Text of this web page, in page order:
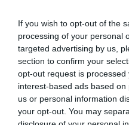
If you wish to opt-out of the
processing of your personal
targeted advertising by us,
section to confirm your
opt-out request is
interest-based ads based
us or personal information
your opt-out. You may
Φωτιά σε Αττική και
ενέργεια ίση με έξι βόμβες
H εντυπωσιακή συλλογή
Ρονάλντο (Video&Photos)
Eurojackpot: Τα